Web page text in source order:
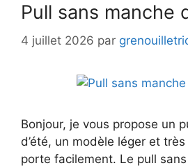
Pull sans manche
4 juillet 2026 par
Bonjour, je vous propose un
d’été, un modèle léger et
porte facilement. Le pull sans